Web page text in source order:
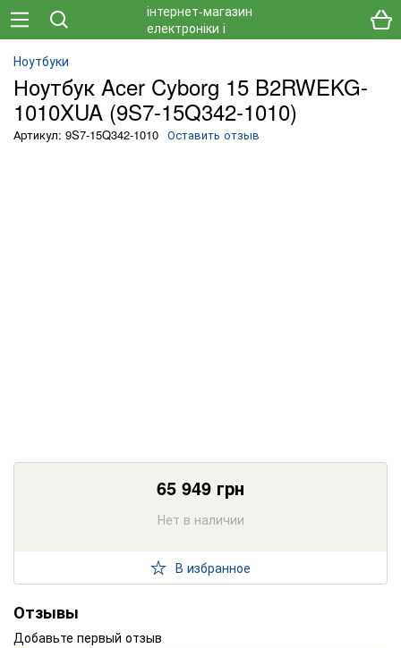
Ноутбуки
Ноутбук Acer Cyborg 15 B2RWEKG-
1010XUA (9S7-15Q342-1010)
Артикул: 9S7-15Q342-1010 Оставить отзыв
65 949 грн
Нет в наличии
В избранное
Отзывы
Добавьте первый отзыв